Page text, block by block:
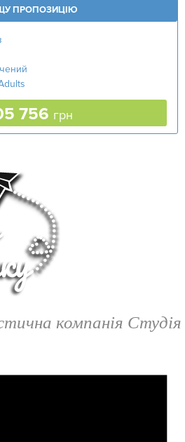
ПРОПОЗИЦІЮ
756 грн
компанія Студія